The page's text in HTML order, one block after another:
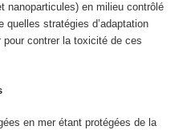
nanoparticules) en milieu contrôlé
quelles stratégies d’adaptation
contrer la toxicité de ces
en mer étant protégées de la